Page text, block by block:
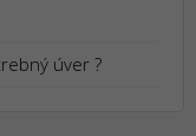
úver ?